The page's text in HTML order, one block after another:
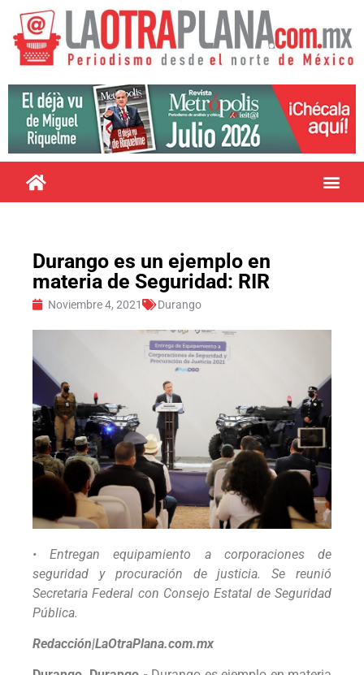
Durango es un ejemplo en
materia de Seguridad: RIR
Noviembre 4, 2021 Durango
• Entregan equipamiento a corporaciones de
seguridad y procuración de justicia. Se reunió
Secretaria Federal con Consejo Estatal de Seguridad
Pública.
Redacción|LaOtraPlana.com.mx